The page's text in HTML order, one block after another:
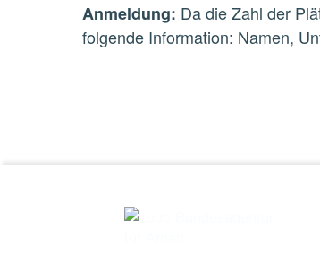
Anmeldung: Da die Zahl der
folgende Information: Namen,